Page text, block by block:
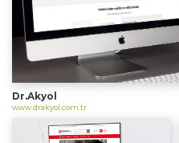
Dr.Akyol
www.drakyol.com.tr